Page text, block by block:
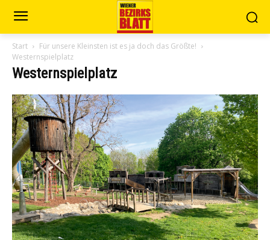
Start
Für unsere Kleinsten ist es ja doch das Größte!
Westernspielplatz
Westernspielplatz